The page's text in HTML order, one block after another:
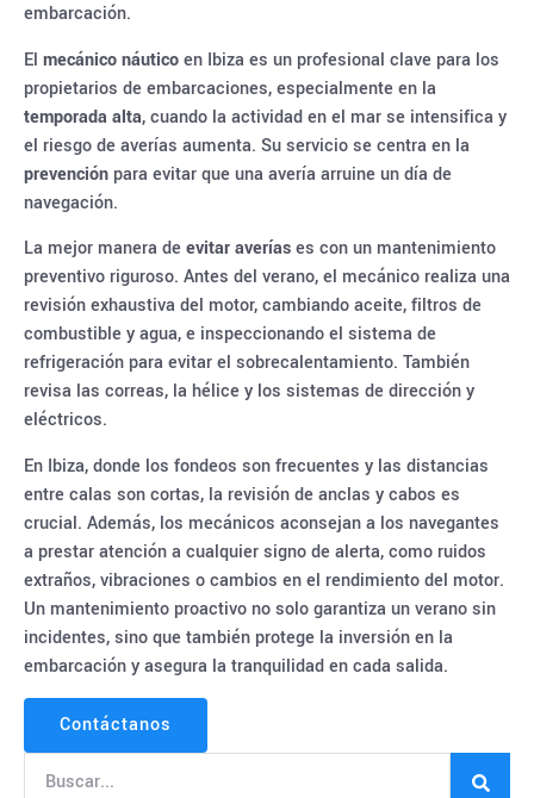
embarcación.
El mecánico náuticoen Ibiza es un profesional clave para los
propietarios de embarcaciones, especialmente en la
temporada alta, cuando la actividad en el mar se intensifica y
el riesgo de averías aumenta. Su servicio se centra en la
prevención para evitar que una avería arruine un día de
navegación.
La mejor manera de evitar averíases con un mantenimiento
preventivo riguroso. Antes del verano, el mecánico realiza una
revisión exhaustiva del motor, cambiando aceite, filtros de
combustible y agua, e inspeccionando el sistema de
refrigeración para evitar el sobrecalentamiento. También
revisa las correas, la hélice y los sistemas de dirección y
eléctricos.
En Ibiza, donde los fondeos son frecuentes y las distancias
entre calas son cortas, la revisión de anclas y cabos es
crucial. Además, los mecánicos aconsejan a los navegantes
a prestar atención a cualquier signo de alerta, como ruidos
extraños, vibraciones o cambios en el rendimiento del motor.
Un mantenimiento proactivo no solo garantiza un verano sin
incidentes, sino que también protege la inversión en la
embarcación y asegura la tranquilidad en cada salida.
Contáctanos